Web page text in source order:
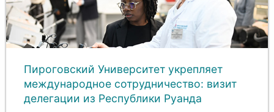
Пироговский Университет укрепляет
международное сотрудничество: визит
делегации из Республики Руанда